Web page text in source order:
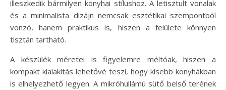
illeszkedik bármilyen konyhai stílushoz. A letisztult vonalak
és a minimalista dizájn nemcsak esztétikai szempontból
vonzó, hanem praktikus is, hiszen a felülete könnyen
tisztán tartható.
A készülék méretei is figyelemre méltóak, hiszen a
kompakt kialakítás lehetővé teszi, hogy kisebb konyhákban
is elhelyezhető legyen. A mikróhullámú sütő belső terének